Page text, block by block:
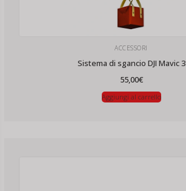
ACCESSORI
Sistema di sgancio DJI Mavic 3
55,00€
Aggiungi al carrello